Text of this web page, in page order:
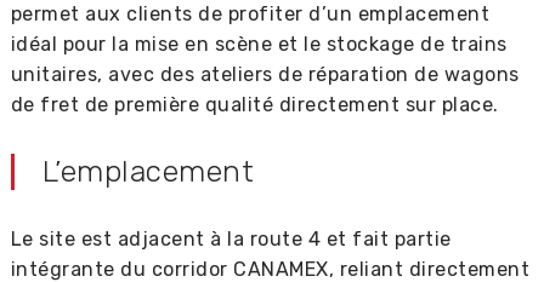
permet aux clients de profiter d’un emplacement
idéal pour la mise en scène et le stockage de trains
unitaires, avec des ateliers de réparation de wagons
de fret de première qualité directement sur place.
L’emplacement
Le site est adjacent à la route 4 et fait partie
intégrante du corridor CANAMEX, reliant directement